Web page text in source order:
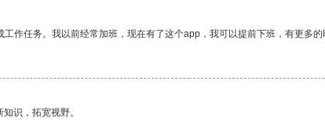
作任务。我以前经常加班，现在有了这个app，我可以提前下班，有更多的
识，拓宽视野。